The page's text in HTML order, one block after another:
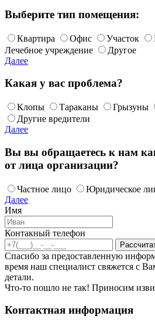
Выберите тип помещения:
Квартира Офис Участок
Лечебное учреждение
Другое
Далее
Какая у вас проблема?
Клопы Тараканы Грызуны
Другие вредители
Далее
Вы вы обращаетесь к нам
от лица организации?
Частное лицо Юридическое
Далее
Имя
Контакный телефон
Спасибо за предоставленную
время наш специалист свяжется с
детали.
Что-то пошло не так! Приносим
Контактная информация